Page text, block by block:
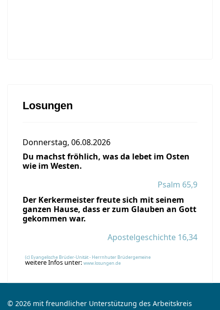
Losungen
Donnerstag, 06.08.2026
Du machst fröhlich, was da lebet im Osten
wie im Westen.
Psalm 65,9
Der Kerkermeister freute sich mit seinem
ganzen Hause, dass er zum Glauben an Gott
gekommen war.
Apostelgeschichte 16,34
(c) Evangelische Brüder-Unität - Herrnhuter Brüdergemeine
weitere Infos unter: www.losungen.de
© 2026 mit freundlicher Unterstützung des Arbeitskreis